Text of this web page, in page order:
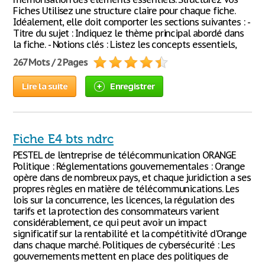
Fiches Utilisez une structure claire pour chaque fiche.
Idéalement, elle doit comporter les sections suivantes : -
Titre du sujet : Indiquez le thème principal abordé dans
la fiche. - Notions clés : Listez les concepts essentiels,
267 Mots / 2 Pages
Lire la suite Enregistrer
Fiche E4 bts ndrc
PESTEL de l’entreprise de télécommunication ORANGE
Politique : Réglementations gouvernementales : Orange
opère dans de nombreux pays, et chaque juridiction a ses
propres règles en matière de télécommunications. Les
lois sur la concurrence, les licences, la régulation des
tarifs et la protection des consommateurs varient
considérablement, ce qui peut avoir un impact
significatif sur la rentabilité et la compétitivité d'Orange
dans chaque marché. Politiques de cybersécurité : Les
gouvernements mettent en place des politiques de